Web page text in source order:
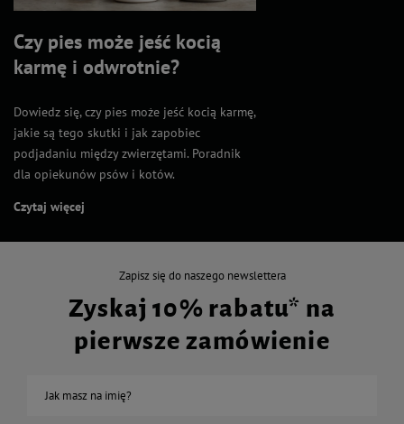
Czy pies może jeść kocią
karmę i odwrotnie?
Dowiedz się, czy pies może jeść kocią karmę,
jakie są tego skutki i jak zapobiec
podjadaniu między zwierzętami. Poradnik
dla opiekunów psów i kotów.
Czytaj więcej
Zapisz się do naszego newslettera
Zyskaj 10% rabatu* na
pierwsze zamówienie
Jak masz na imię?